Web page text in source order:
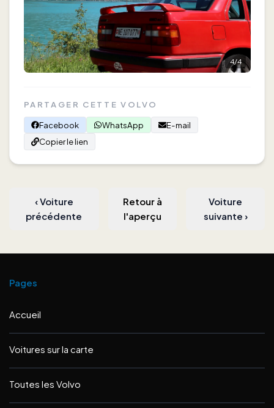
4/4
PARTAGER CETTE VOLVO
Facebook
WhatsApp
E-mail
Copier le lien
‹Voiture
précédente
Retour à
l'aperçu
Voiture
suivante ›
Pages
Accueil
Voitures sur la carte
Toutes les Volvo